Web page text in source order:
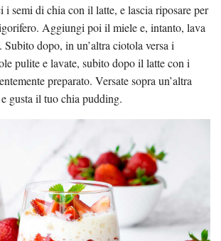
i semi di chia con il latte, e lascia riposare per
Aggiungi poi il miele e, intanto, lava
Subito dopo, in un’altra ciotola versa i
pulite e lavate, subito dopo il latte con i
preparato. Versate sopra un’altra
gusta il tuo chia pudding.